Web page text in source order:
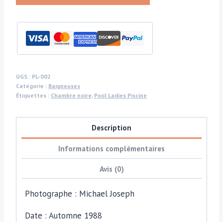
Dames
de
piscine
Faux
départ
plongeur
en
noir
UGS : PL-002
Catégorie : Baigneuses
Étiquettes : Chambre noire, Pool Ladies Piscine
Description
Informations complémentaires
Avis (0)
Photographe : Michael Joseph
Date : Automne 1988